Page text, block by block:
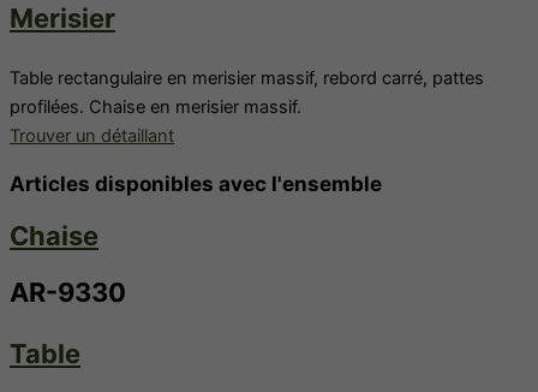
Merisier
Table rectangulaire en merisier massif, rebord carré, pattes
profilées. Chaise en merisier massif.
Trouver un détaillant
Articles disponibles avec l'ensemble
Chaise
AR-9330
Table